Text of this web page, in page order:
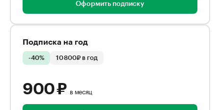
Оформить подписку
Подписка на год
-40% 10 800₽ в год
900 ₽ в месяц